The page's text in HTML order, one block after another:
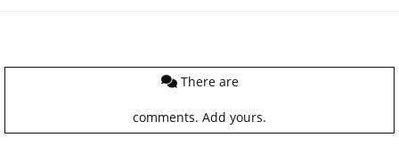
There are
comments. Add yours.